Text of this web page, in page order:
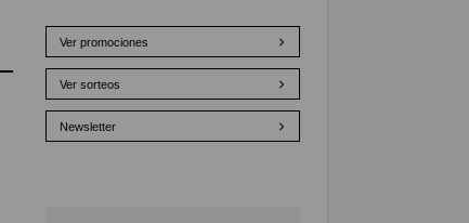
Ver promociones
Ver sorteos
Newsletter